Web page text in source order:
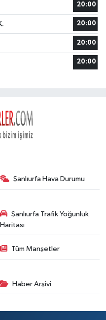
20:00
20:00
20:00
20:00
Şanlıurfa Hava Durumu
Şanlıurfa Trafik Yoğunluk
Haritası
Tüm Manşetler
Haber Arşivi